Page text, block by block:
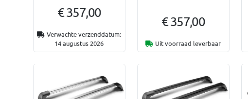
€ 357,00
Verwachte verzenddatum:
14 augustus 2026
€ 357,00
Uit voorraad leverbaar